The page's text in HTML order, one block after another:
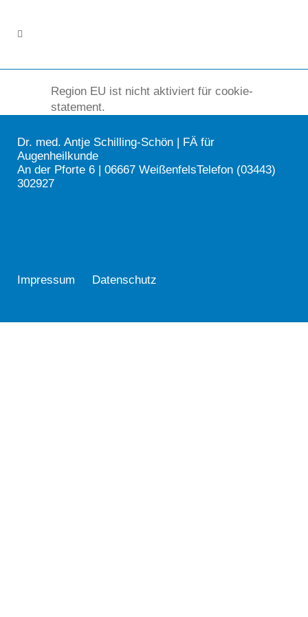
Region EU ist nicht aktiviert für cookie-
statement.
Dr. med. Antje Schilling-Schön | FÄ für
Augenheilkunde
An der Pforte 6 | 06667 WeißenfelsTelefon (03443)
302927
Impressum Datenschutz